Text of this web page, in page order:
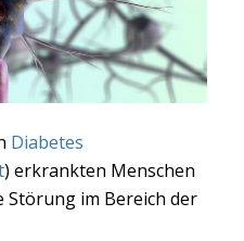
Diabetes
) erkrankten Menschen
Störung im Bereich der